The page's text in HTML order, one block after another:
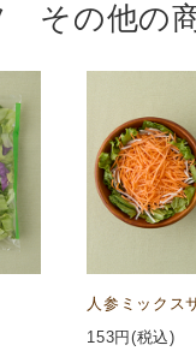
その他の
人参ミックス
153円(税込)